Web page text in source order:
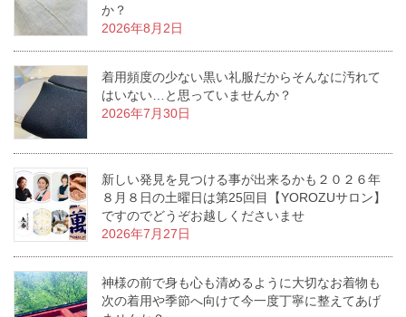
か？
2026年8月2日
着用頻度の少ない黒い礼服だからそんなに汚れて
はいない…と思っていませんか？
2026年7月30日
新しい発見を見つける事が出来るかも２０２６年
８月８日の土曜日は第25回目【YOROZUサロン】
ですのでどうぞお越しくださいませ
2026年7月27日
神様の前で身も心も清めるように大切なお着物も
次の着用や季節へ向けて今一度丁寧に整えてあげ